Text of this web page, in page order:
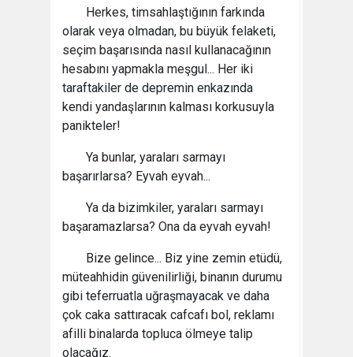
Herkes, timsahlaştığının farkında
olarak veya olmadan, bu büyük felaketi,
seçim başarısında nasıl kullanacağının
hesabını yapmakla meşgul... Her iki
taraftakiler de depremin enkazında
kendi yandaşlarının kalması korkusuyla
panikteler!
Ya bunlar, yaraları sarmayı
başarırlarsa? Eyvah eyvah...
Ya da bizimkiler, yaraları sarmayı
başaramazlarsa? Ona da eyvah eyvah!
Bize gelince... Biz yine zemin etüdü,
müteahhidin güvenilirliği, binanın durumu
gibi teferruatla uğraşmayacak ve daha
çok caka sattıracak cafcafı bol, reklamı
afilli binalarda topluca ölmeye talip
olacağız.